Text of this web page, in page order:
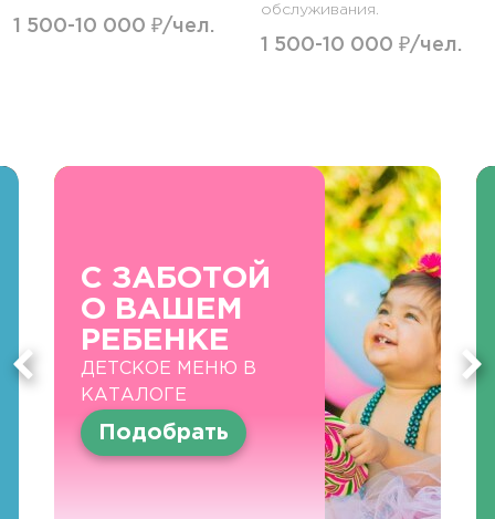
1 500-10 000 ₽/чел.
обслуживания.
1 500-10 000 ₽/чел.
С ЗАБОТОЙ
О ВАШЕМ
РЕБЕНКЕ
ДЕТСКОЕ МЕНЮ В
КАТАЛОГЕ
Подобрать